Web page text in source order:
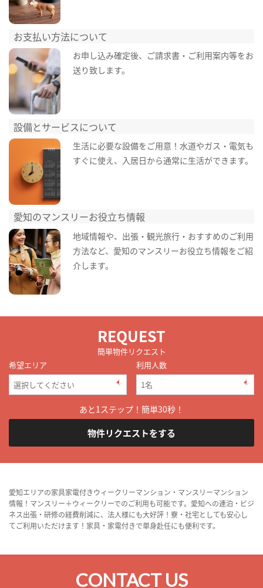
お支払い方法について
お申し込み確定後、ご請求書・ご利用案内等をお
送り致します。
設備とサービスについて
生活に必要な設備をご用意！水道やガス・電気も
すぐに使え、入居日から通常に生活ができます。
愛知のマンスリーお役立ち情報
地域情報や、出張・観光旅行・おすすめのご利用
方法など、愛知のマンスリーお役立ち情報をご紹
介します。
REQUEST
簡単物件リクエスト
希望エリア
利用人数
あと1ステップ！簡単30秒！
物件リクエストをする
愛知エリアの家具家電付きウィークリーマンション・マンスリーマンション
情報！マンスリー＋ウィークリーでのご利用も可能です。愛知への連泊・ビジ
ネス出張・研修の経費削減に、法人様にも大好評！寮・社宅としても安心し
てご利用いただけます！家具・家電付きで単身赴任にも便利です。
CONTACT US